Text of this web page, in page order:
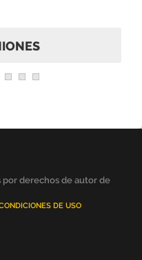
derechos de autor de
DE USO